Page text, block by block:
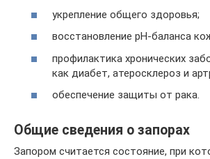
укрепление общего здоровья;
восстановление pH-баланса
профилактика хронических
как диабет, атеросклероз и
обеспечение защиты от рака.
Общие сведения о запорах
Запором считается состояние, при